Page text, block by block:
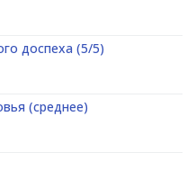
доспеха (5/5)
(среднее)